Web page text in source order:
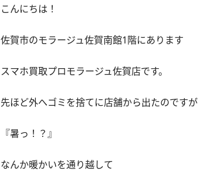
こんにちは！
佐賀市のモラージュ佐賀南館1階にあります
スマホ買取プロモラージュ佐賀店です。
先ほど外へゴミを捨てに店舗から出たのですが
『暑っ！？』
なんか暖かいを通り越して